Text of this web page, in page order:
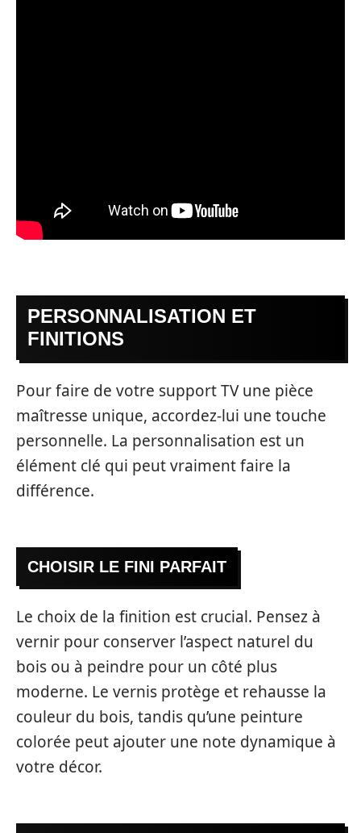
PERSONNALISATION ET
FINITIONS
Pour faire de votre support TV une pièce
maîtresse unique, accordez-lui une touche
personnelle. La personnalisation est un
élément clé qui peut vraiment faire la
différence.
CHOISIR LE FINI PARFAIT
Le choix de la finition est crucial. Pensez à
vernir pour conserver l’aspect naturel du
bois ou à peindre pour un côté plus
moderne. Le vernis protège et rehausse la
couleur du bois, tandis qu’une peinture
colorée peut ajouter une note dynamique à
votre décor.